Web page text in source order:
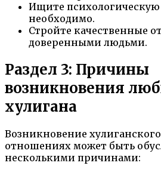
Ищите психологическую
необходимо.
Стройте качественные
доверенными людьми.
Раздел 3: Причины
возникновения
хулигана
Возникновение
отношениях может быть
несколькими причинами: